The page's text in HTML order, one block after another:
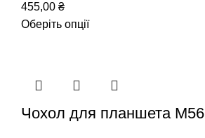
455,00 ₴
Оберіть опції
Чохол для планшета М56